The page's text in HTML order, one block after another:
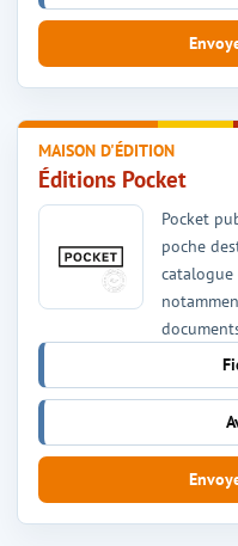
MAISON D'ÉDITION
Éditions Pocket
Pocket
poche